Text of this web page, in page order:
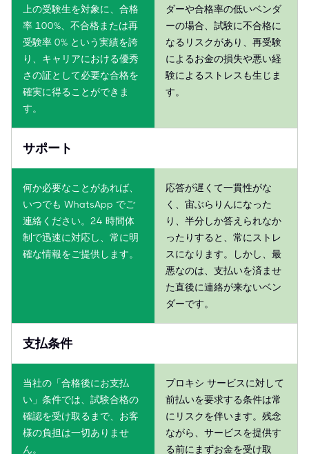
上の受験生を対象に、合格
率 100%、不合格または再
受験率 0% という実績を誇
り、キャリアにおける優秀
さの証として必要な合格を
確実に得ることができま
す。
ダーや合格率の低いベンダ
ーの場合、試験に不合格に
なるリスクがあり、再受験
によるお金の損失や悪い経
験によるストレスも生じま
す。
サポート
何か必要なことがあれば、
いつでも WhatsApp でご
連絡ください。24 時間体
制で迅速に対応し、常に明
確な情報をご提供します。
応答が遅くて一貫性がな
く、宙ぶらりんになった
り、半分しか答えられなか
ったりすると、常にストレ
スになります。しかし、最
悪なのは、支払いを済ませ
た直後に連絡が来ないベン
ダーです。
支払条件
当社の「合格後にお支払
い」条件では、試験合格の
確認を受け取るまで、お客
様の負担は一切ありませ
ん。
プロキシ サービスに対して
前払いを要求する条件は常
にリスクを伴います。残念
ながら、サービスを提供す
る前にまずお金を受け取